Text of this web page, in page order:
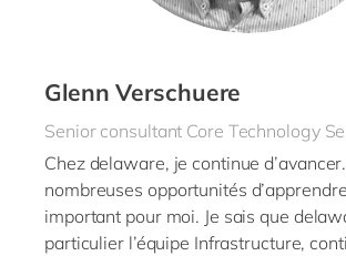
Glenn Verschuere
Senior consultant Core Technology
Chez delaware, je continue
nombreuses opportunités
important pour moi. Je sais que
particulier l’équipe Infrastructure,